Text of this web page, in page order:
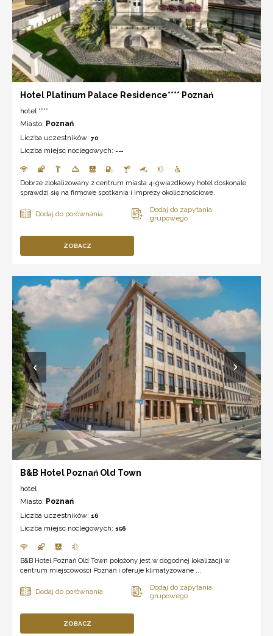
Hotel Platinum Palace Residence**** Poznań
hotel ****
Miasto: Poznań
Liczba uczestników: 70
Liczba miejsc noclegowych: ---
Dobrze zlokalizowany z centrum miasta 4-gwiazdkowy hotel doskonale
sprawdzi się na firmowe spotkania i imprezy okolicznościowe.
ZOBACZ
B&B Hotel Poznań Old Town
hotel
Miasto: Poznań
Liczba uczestników: 16
Liczba miejsc noclegowych: 156
B&B Hotel Poznań Old Town położony jest w dogodnej lokalizacji w
centrum miejscowości Poznań i oferuje klimatyzowane ...
ZOBACZ